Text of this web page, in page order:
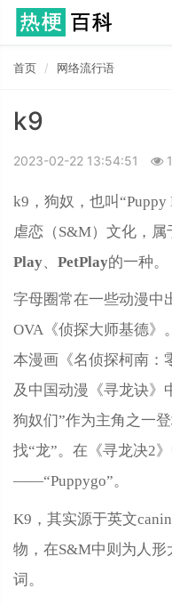
首页 网络流行语
k9
2023-02-22 13:54:51
k9，狗奴，也叫
虐恋（S&M）文化，属
Play
PetPlay的一种。
字母圈常在一些动漫中
OVA《侦探大师基德》
本漫画《名侦探柯南：
及中国动漫《寻龙诀》
狗奴们”作为主角之一
找“龙”。在《寻龙决2
——“Puppygo”。
K9，其实源于英文
物，在S&M中则为人形
词。